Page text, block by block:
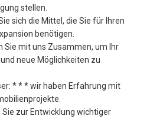
stellen.
sich die Mittel, die Sie für Ihren
benötigen.
mit uns Zusammen, um Ihr
neue Möglichkeiten zu
* * * wir haben Erfahrung mit
zur Entwicklung wichtiger